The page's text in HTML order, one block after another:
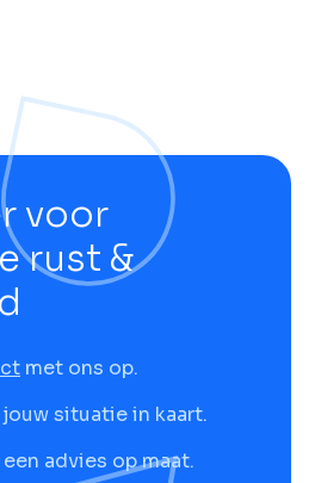
voor
rust &
met ons op.
situatie in kaart.
advies op maat.